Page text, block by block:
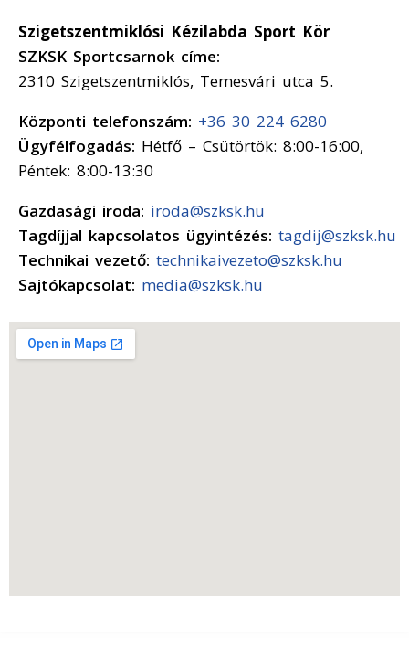
Szigetszentmiklósi Kézilabda Sport Kör
SZKSK Sportcsarnok címe:
2310 Szigetszentmiklós, Temesvári utca 5.
Központi telefonszám: +36 30 224 6280
Ügyfélfogadás: Hétfő – Csütörtök: 8:00-16:00,
Péntek: 8:00-13:30
Gazdasági iroda: iroda@szksk.hu
Tagdíjjal kapcsolatos ügyintézés: tagdij@szksk.hu
Technikai vezető: technikaivezeto@szksk.hu
Sajtókapcsolat: media@szksk.hu